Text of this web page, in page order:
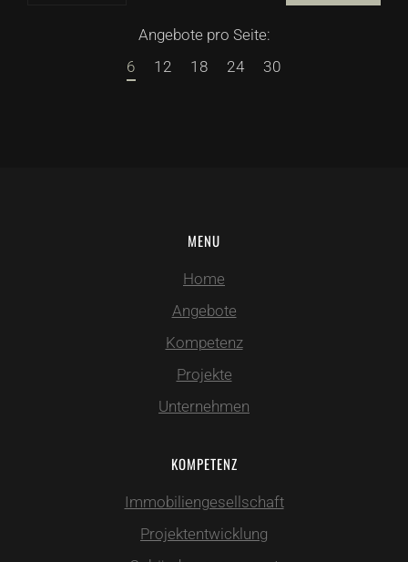
Angebote pro Seite:
6
12 18 24 30
MENU
Home
Angebote
Kompetenz
Projekte
Unternehmen
KOMPETENZ
Immobiliengesellschaft
Projektentwicklung